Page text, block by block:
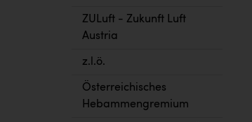
ZULuft - Zukunft Luft
Austria
z.l.ö.
Österreichisches
Hebammengremium